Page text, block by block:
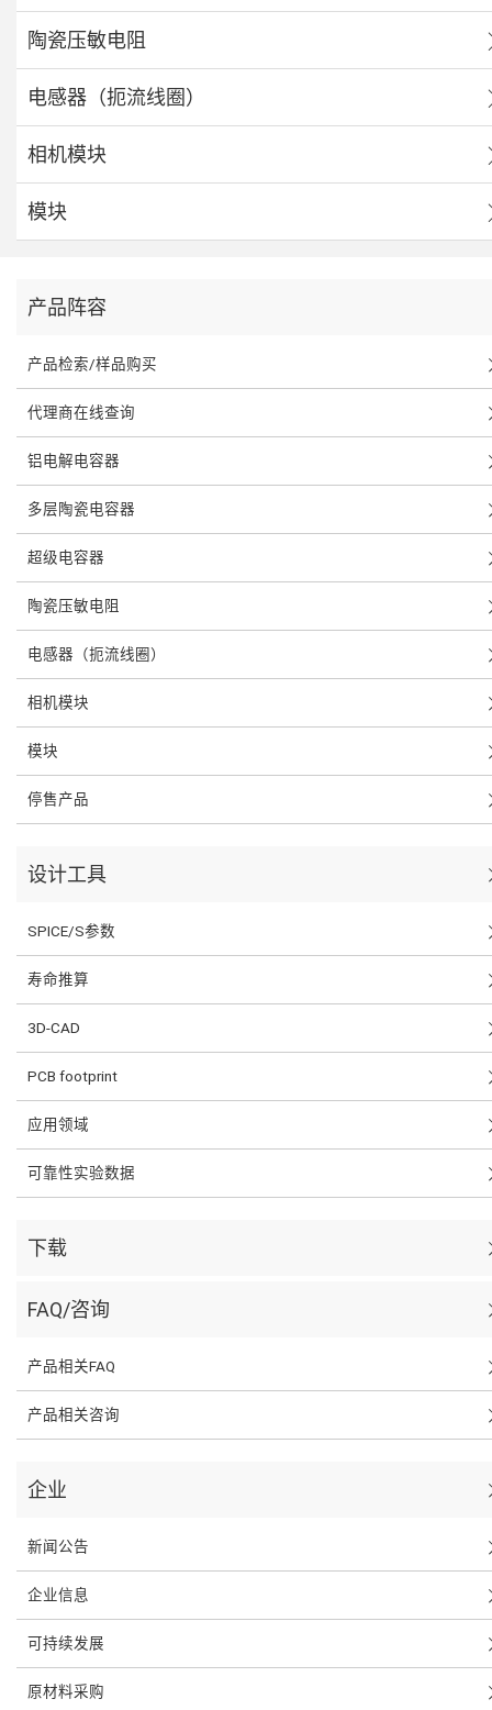
陶瓷压敏电阻
电感器（扼流线圈）
相机模块
模块
产品阵容
产品检索/样品购买
代理商在线查询
铝电解电容器
多层陶瓷电容器
超级电容器
陶瓷压敏电阻
电感器（扼流线圈）
相机模块
模块
停售产品
设计工具
SPICE/S参数
寿命推算
3D-CAD
PCB footprint
应用领域
可靠性实验数据
下载
FAQ/咨询
产品相关FAQ
产品相关咨询
企业
新闻公告
企业信息
可持续发展
原材料采购